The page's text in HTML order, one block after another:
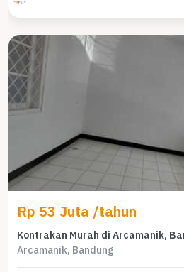
Rp 53 Juta /tahun
Arcamanik, Bandung